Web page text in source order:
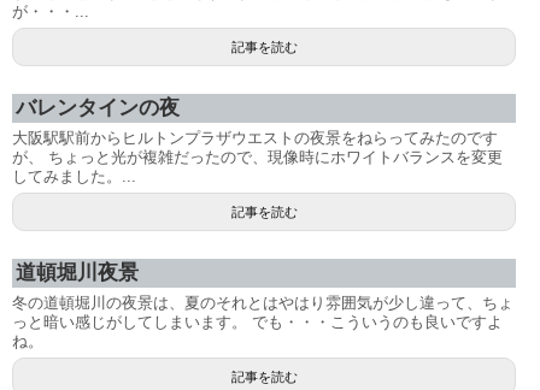
が・・・...
記事を読む
バレンタインの夜
大阪駅駅前からヒルトンプラザウエストの夜景をねらってみたのです
が、 ちょっと光が複雑だったので、現像時にホワイトバランスを変更
してみました。...
記事を読む
道頓堀川夜景
冬の道頓堀川の夜景は、夏のそれとはやはり雰囲気が少し違って、ちょ
っと暗い感じがしてしまいます。 でも・・・こういうのも良いですよ
ね。
記事を読む